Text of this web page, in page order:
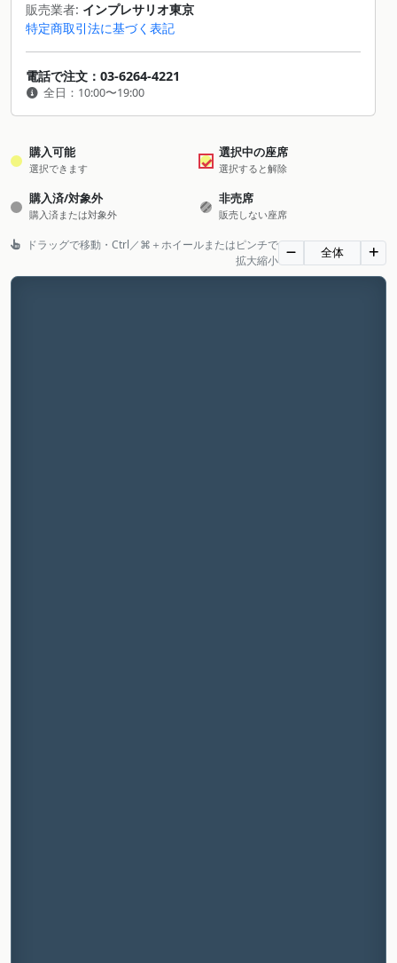
販売業者: インプレサリオ東京
特定商取引法に基づく表記
電話で注文：03-6264-4221
全日：10:00〜19:00
購入可能
選択できます ✓ 選択中の座席
選択すると解除
購入済/対象外
購入済または対象外
非売席
販売しない座席
ドラッグで移動・Ctrl／⌘＋ホイールまたはピンチで
拡大縮小
全体